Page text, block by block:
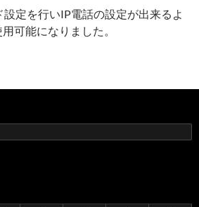
定を行いIP電話の設定が出来るよ
可能になりました。